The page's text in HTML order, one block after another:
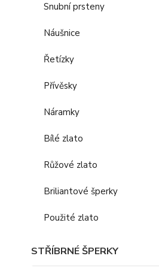
Snubní prsteny
Náušnice
Řetízky
Přívěsky
Náramky
Bílé zlato
Růžové zlato
Briliantové šperky
Použité zlato
STŘÍBRNÉ ŠPERKY